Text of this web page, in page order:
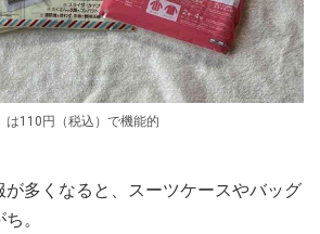
は110円（税込）で機能的
多くなると、スーツケースやバッグ
。